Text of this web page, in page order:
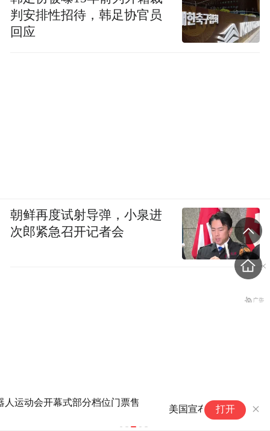
美国宣布对古巴实施新一轮制裁 打开
判安排性招待，韩足协官员
回应
朝鲜再度试射导弹，小泉进
次郎紧急召开记者会
盗香窃玉：我的青春就是赌出来的